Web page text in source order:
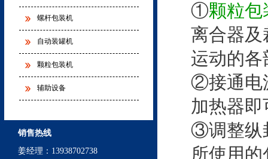
螺杆包装机
自动装罐机
颗粒包装机
辅助设备
销售热线
姜经理 ： 13938702738
①颗粒包
离合器及
运动的各
②接通电
加热器
③调整纵
所使用